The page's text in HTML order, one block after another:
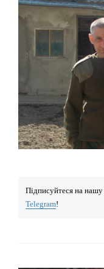
Підписуйтеся на нашу
Telegram!